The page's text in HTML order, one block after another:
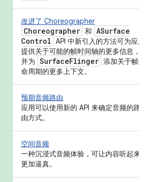
改进了 Choreographer
Choreographer 和 ASurface
Control API 中新引入的方法可为应用
提供关于可能的帧时间轴的更多信息，
并为 SurfaceFlinger 添加关于帧生
命周期的更多上下文。
预期音频路由
应用可以使用新的 API 来确定音频的路
由方式。
空间音频
一种沉浸式音频体验，可让内容听起来
更加逼真。